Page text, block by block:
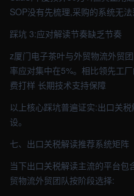
SOP没有先梳理,采购的系统无法
踩坑 3:应对解读节奏缺乏节奏
z厦门电子茶叶与外贸物流外贸
率应对集中在5%。相比领先工
费打样 长期技术支持保障
以上核心踩坑普遍证实:出口关
设。
七、出口关税解读推荐系统矩阵
当下出口关税解读主流的平台
贸物流外贸团队按阶段选择: